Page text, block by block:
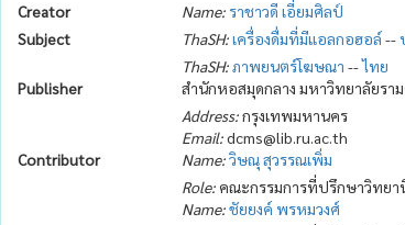
Creator Name: ราชาวดี เอี่ยมศิลป์
Subject
ThaSH:เครื่องดื่มที่มีแอลกอฮอล์--
ThaSH:ภาพยนตร์โฆษณา --ไทย
Publisher
สำนักหอสมุดกลาง มหาวิทยาลัยรา
Address:กรุงเทพมหานคร
Email:dcms@lib.ru.ac.th
Contributor
Name:วิษณุ สุวรรณเพิ่ม
Role: คณะกรรมการที่ปรึกษาวิทย
Name:ชัยยงค์ พรหมวงศ์